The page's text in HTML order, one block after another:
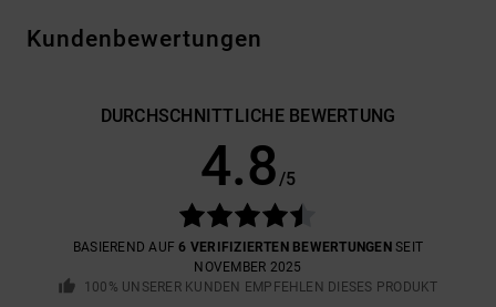
Kundenbewertungen
DURCHSCHNITTLICHE BEWERTUNG
4.8/5
BASIEREND AUF6 VERIFIZIERTEN BEWERTUNGEN SEIT
NOVEMBER 2025
100% UNSERER KUNDEN EMPFEHLEN DIESES PRODUKT